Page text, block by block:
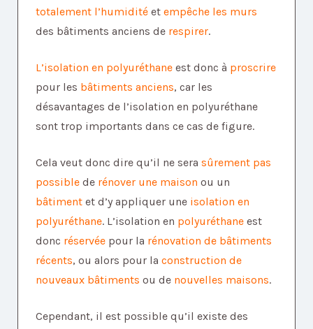
totalement l’humidité et empêche les murs
des bâtiments anciens de respirer.
L’isolation en polyuréthane est donc à proscrire
pour les bâtiments anciens, car les
désavantages de l’isolation en polyuréthane
sont trop importants dans ce cas de figure.
Cela veut donc dire qu’il ne sera sûrement pas
possible de rénover une maison ou un
bâtiment et d’y appliquer une isolation en
polyuréthane. L’isolation en polyuréthane est
donc réservée pour la rénovation de bâtiments
récents, ou alors pour la construction de
nouveaux bâtiments ou de nouvelles maisons.
Cependant, il est possible qu’il existe des